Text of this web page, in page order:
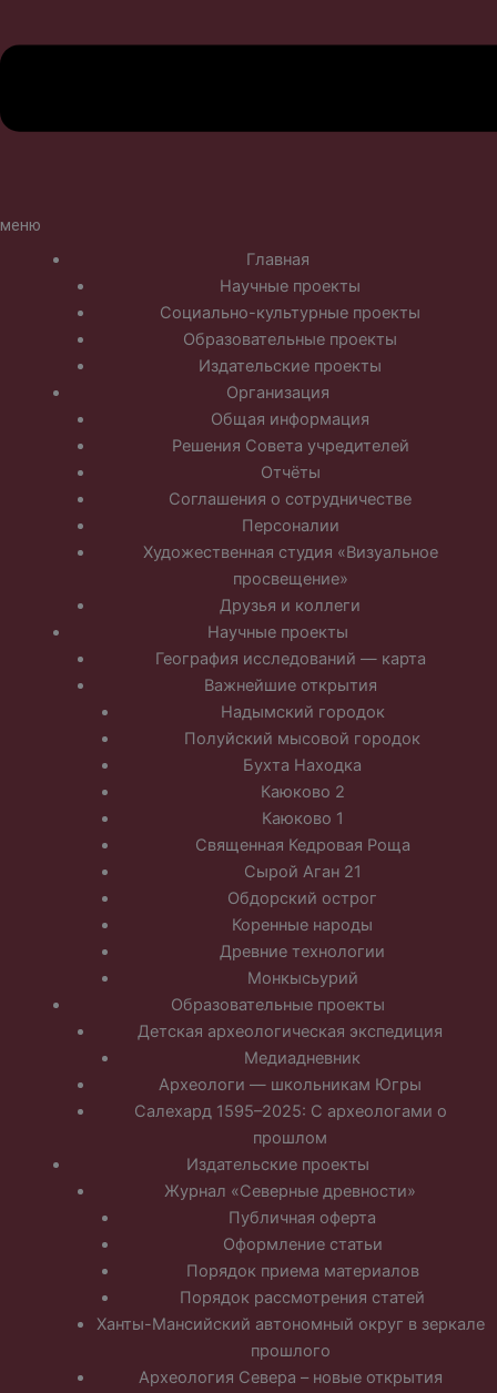
меню
Главная
Научные проекты
Социально-культурные проекты
Образовательные проекты
Издательские проекты
Организация
Общая информация
Решения Совета учредителей
Отчёты
Соглашения о сотрудничестве
Персоналии
Художественная студия «Визуальное
просвещение»
Друзья и коллеги
Научные проекты
География исследований — карта
Важнейшие открытия
Надымский городок
Полуйский мысовой городок
Бухта Находка
Каюково 2
Каюково 1
Священная Кедровая Роща
Сырой Аган 21
Обдорский острог
Коренные народы
Древние технологии
Монкысьурий
Образовательные проекты
Детская археологическая экспедиция
Медиадневник
Археологи — школьникам Югры
Салехард 1595–2025: С археологами о
прошлом
Издательские проекты
Журнал «Северные древности»
Публичная оферта
Оформление статьи
Порядок приема материалов
Порядок рассмотрения статей
Ханты-Мансийский автономный округ в зеркале
прошлого
Археология Севера – новые открытия